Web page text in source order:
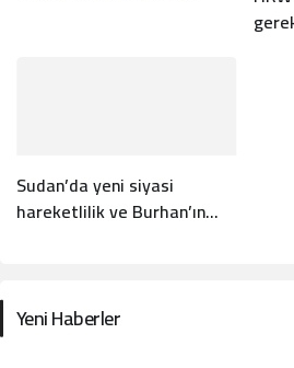
Sudan’da yeni siyasi
hareketlilik ve Burhan’ın
Yeni Haberler